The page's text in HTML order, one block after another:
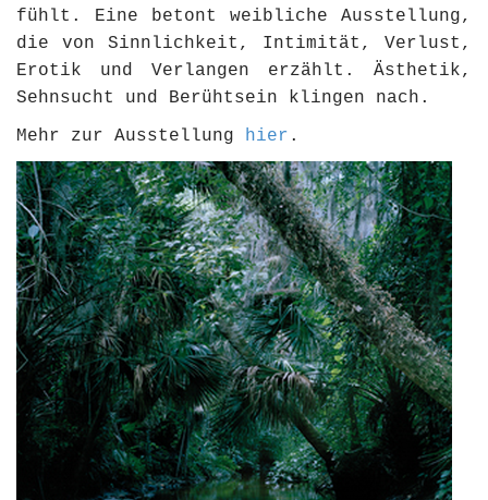
fühlt. Eine betont weibliche Ausstellung,
die von Sinnlichkeit, Intimität, Verlust,
Erotik und Verlangen erzählt. Ästhetik,
Sehnsucht und Berühtsein klingen nach.
Mehr zur Ausstellung hier .